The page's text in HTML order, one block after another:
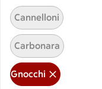
Sidfot
Start
Få snabbt svar
Cannelloni
Carbonara
Gnocchi